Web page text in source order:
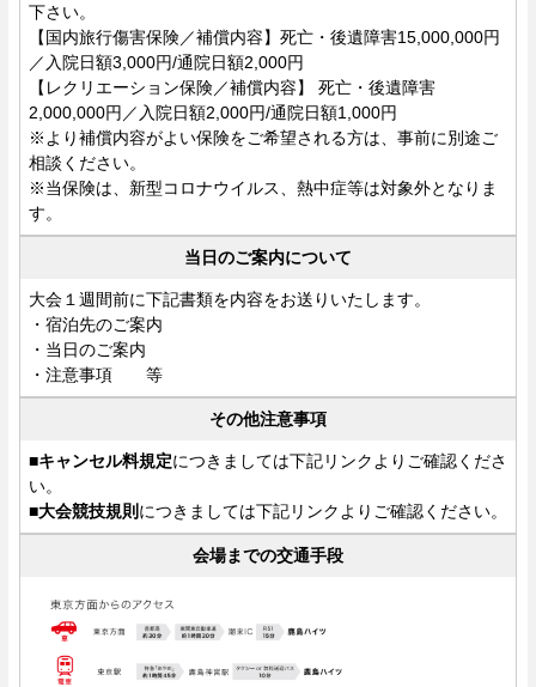
下さい。
【国内旅行傷害保険／補償内容】死亡・後遺障害15,000,000円
／入院日額3,000円/通院日額2,000円
【レクリエーション保険／補償内容】 死亡・後遺障害
2,000,000円／入院日額2,000円/通院日額1,000円
※より補償内容がよい保険をご希望される方は、事前に別途ご
相談ください。
※当保険は、新型コロナウイルス、熱中症等は対象外となりま
す。
当日のご案内について
大会１週間前に下記書類を内容をお送りいたします。
・宿泊先のご案内
・当日のご案内
・注意事項 等
その他注意事項
■キャンセル料規定につきましては下記リンクよりご確認くださ
い。
■大会競技規則につきましては下記リンクよりご確認ください。
会場までの交通手段